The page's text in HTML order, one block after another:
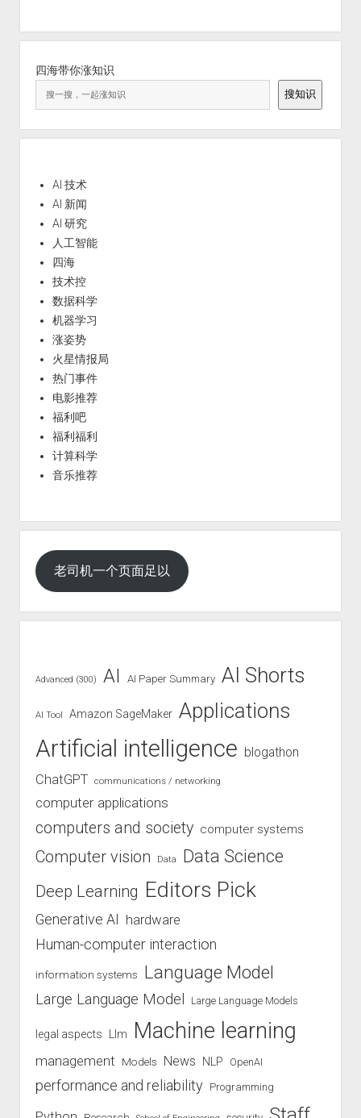
四海带你涨知识
搜知识
AI 技术
AI 新闻
AI 研究
人工智能
四海
技术控
数据科学
机器学习
涨姿势
火星情报局
热门事件
电影推荐
福利吧
福利福利
计算科学
音乐推荐
老司机一个页面足以
Advanced (300) AI AI Paper Summary AI Shorts
AI Tool Amazon SageMaker Applications
Artificial intelligence blogathon
ChatGPT communications / networking
computer applications
computers and society computer systems
Computer vision Data Data Science
Deep Learning Editors Pick
Generative AI hardware
Human-computer interaction
information systems Language Model
Large Language Model Large Language Models
legal aspects Llm Machine learning
management Models News NLP OpenAI
performance and reliability Programming